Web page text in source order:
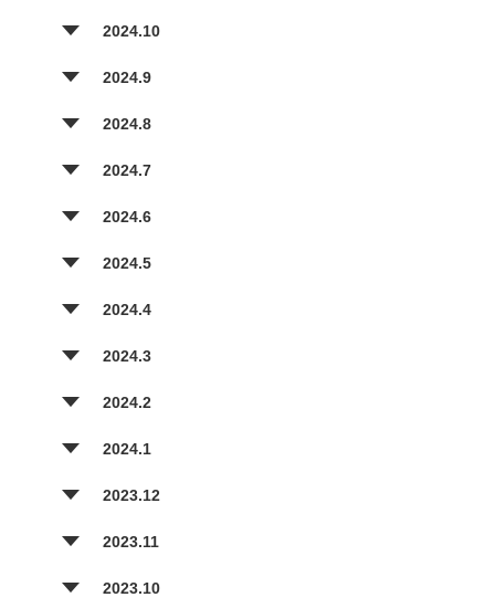
2024.10
2024.9
2024.8
2024.7
2024.6
2024.5
2024.4
2024.3
2024.2
2024.1
2023.12
2023.11
2023.10